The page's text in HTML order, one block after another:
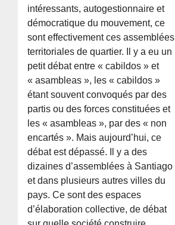
intéressants, autogestionnaire et
démocratique du mouvement, ce
sont effectivement ces assemblées
territoriales de quartier. Il y a eu un
petit débat entre « cabildos » et
« asambleas », les « cabildos »
étant souvent convoqués par des
partis ou des forces constituées et
les « asambleas », par des « non
encartés ». Mais aujourd’hui, ce
débat est dépassé. Il y a des
dizaines d’assemblées à Santiago
et dans plusieurs autres villes du
pays. Ce sont des espaces
d’élaboration collective, de débat